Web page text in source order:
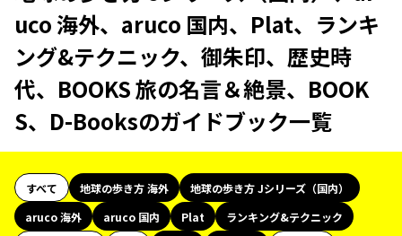
uco 海外、aruco 国内、Plat、ランキ
ング&テクニック、御朱印、歴史時
代、BOOKS 旅の名言＆絶景、BOOK
S、D-Booksのガイドブック一覧
すべて 地球の歩き方 海外
地球の歩き方 Jシリーズ（国内）
aruco 海外
aruco 国内 Plat
ランキング&テクニック